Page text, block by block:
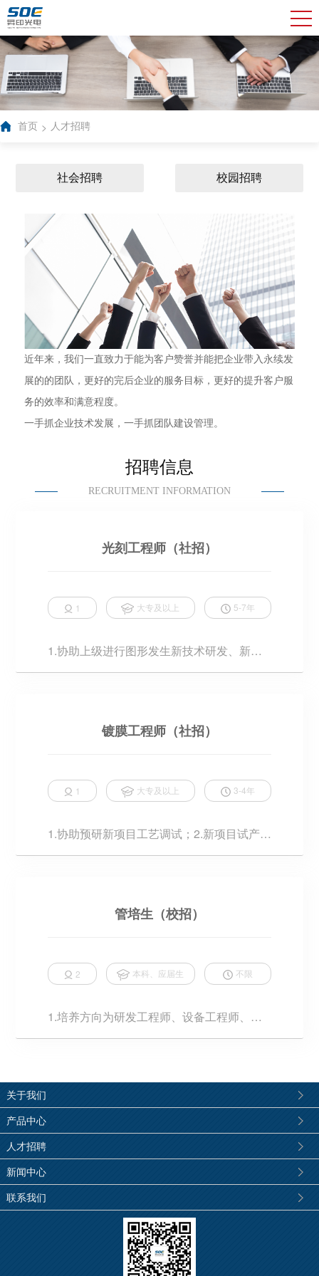
首页 > 人才招聘
社会招聘 校园招聘
近年来，我们一直致力于能为客户赞誉并能把企业带入永续发
展的的团队，更好的完后企业的服务目标，更好的提升客户服
务的效率和满意程度。
一手抓企业技术发展，一手抓团队建设管理。
招聘信息
RECRUITMENT INFORMATION
光刻工程师（社招）
1 大专及以上 5-7年
1.协助上级进行图形发生新技术研发、新材
镀膜工程师（社招）
1 大专及以上 3-4年
1.协助预研新项目工艺调试；2.新项目试产导
管培生（校招）
2 本科、应届生 不限
1.培养方向为研发工程师、设备工程师、现
关于我们
产品中心
人才招聘
新闻中心
联系我们